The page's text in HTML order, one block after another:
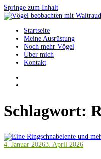
Springe zum Inhalt
Vögel beobachten mit
Startseite
Meine Ausrüstung
Noch mehr Vögel
Über mich
Kontakt
Schlagwort:
4. Januar 20263. April 2026